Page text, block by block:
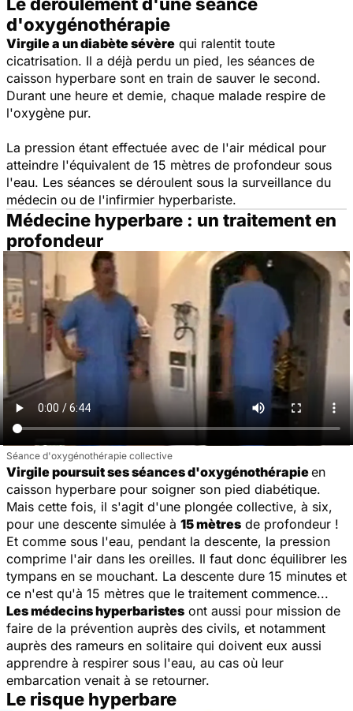
d'oxygénothérapie
Virgile a un diabète sévère qui ralentit toute
cicatrisation. Il a déjà perdu un pied, les séances de
caisson hyperbare sont en train de sauver le second.
Durant une heure et demie, chaque malade respire de
l'oxygène pur.
La pression étant effectuée avec de l'air médical pour
atteindre l'équivalent de 15 mètres de profondeur sous
l'eau. Les séances se déroulent sous la surveillance du
médecin ou de l'infirmier hyperbariste.
Médecine hyperbare : un traitement en
profondeur
Séance d'oxygénothérapie collective
Virgile poursuit ses séances d'oxygénothérapieen
caisson hyperbare pour soigner son pied diabétique.
Mais cette fois, il s'agit d'une plongée collective, à six,
pour une descente simulée à 15 mètres de profondeur !
Et comme sous l'eau, pendant la descente, la pression
comprime l'air dans les oreilles. Il faut donc équilibrer les
tympans en se mouchant. La descente dure 15 minutes et
ce n'est qu'à 15 mètres que le traitement commence...
Les médecins hyperbaristes ont aussi pour mission de
faire de la prévention auprès des civils, et notamment
auprès des rameurs en solitaire qui doivent eux aussi
apprendre à respirer sous l'eau, au cas où leur
embarcation venait à se retourner.
Le risque hyperbare